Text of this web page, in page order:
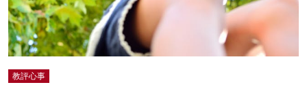
灼見活動
關於我們
教評心事